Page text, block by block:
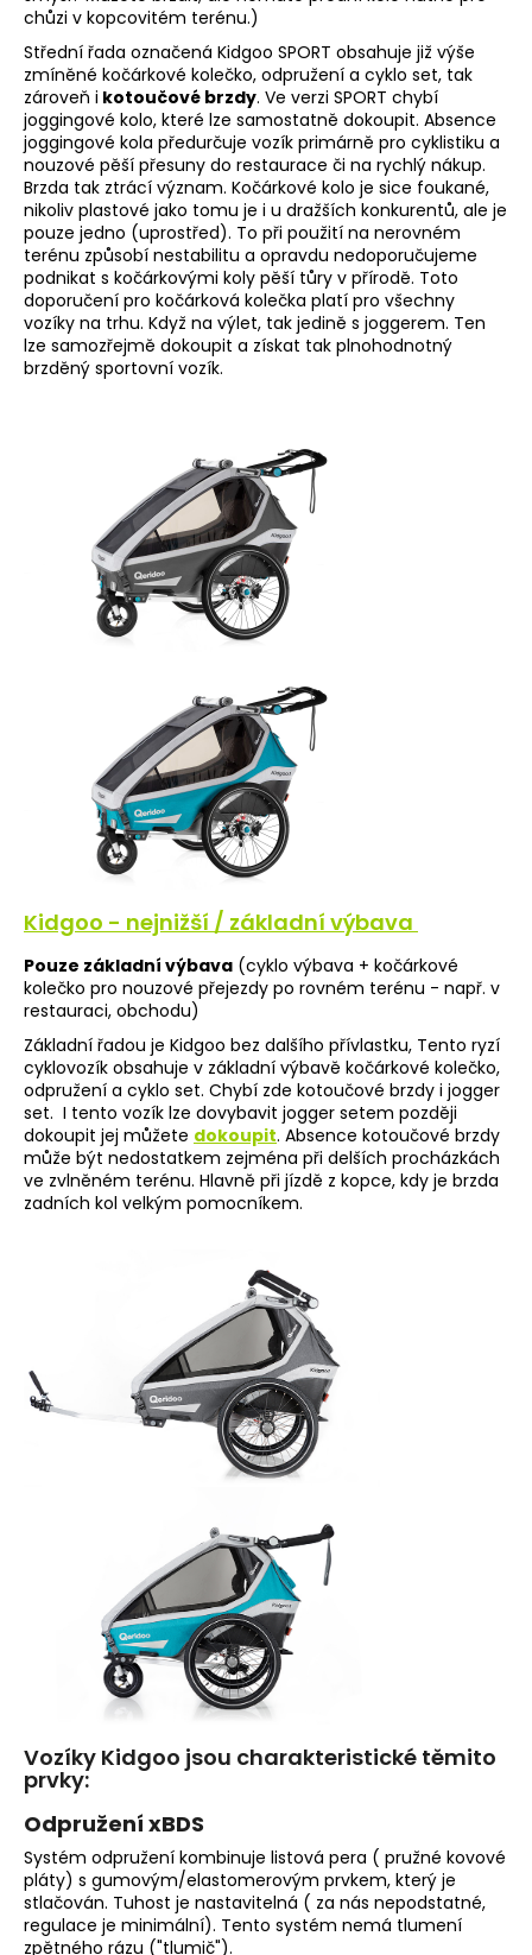
chůzi v kopcovitém terénu.)
Střední řada označená Kidgoo SPORT obsahuje již výše
zmíněné kočárkové kolečko, odpružení a cyklo set, tak
zároveň i kotoučové brzdy. Ve verzi SPORT chybí
joggingové kolo, které lze samostatně dokoupit. Absence
joggingové kola předurčuje vozík primárně pro cyklistiku a
nouzové pěší přesuny do restaurace či na rychlý nákup.
Brzda tak ztrácí význam. Kočárkové kolo je sice foukané,
nikoliv plastové jako tomu je i u dražších konkurentů, ale je
pouze jedno (uprostřed). To při použití na nerovném
terénu způsobí nestabilitu a opravdu nedoporučujeme
podnikat s kočárkovými koly pěší tůry v přírodě. Toto
doporučení pro kočárková kolečka platí pro všechny
vozíky na trhu. Když na výlet, tak jedině s joggerem. Ten
lze samozřejmě dokoupit a získat tak plnohodnotný
brzděný sportovní vozík.
Kidgoo - nejnižší / základní výbava
Pouze základní výbava (cyklo výbava + kočárkové
kolečko pro nouzové přejezdy po rovném terénu - např. v
restauraci, obchodu)
Základní řadou je Kidgoo bez dalšího přívlastku, Tento ryzí
cyklovozík obsahuje v základní výbavě kočárkové kolečko,
odpružení a cyklo set. Chybí zde kotoučové brzdy i jogger
set. I tento vozík lze dovybavit jogger setem později
dokoupit jej můžete dokoupit. Absence kotoučové brzdy
může být nedostatkem zejména při delších procházkách
ve zvlněném terénu. Hlavně při jízdě z kopce, kdy je brzda
zadních kol velkým pomocníkem.
Vozíky Kidgoo jsou charakteristické těmito
prvky:
Odpružení xBDS
Systém odpružení kombinuje listová pera ( pružné kovové
pláty) s gumovým/elastomerovým prvkem, který je
stlačován. Tuhost je nastavitelná ( za nás nepodstatné,
regulace je minimální). Tento systém nemá tlumení
zpětného rázu ("tlumič").